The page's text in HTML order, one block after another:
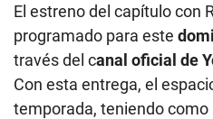
El estreno del capítulo con
programado para este
través del canal oficial de
Con esta entrega, el
temporada, teniendo como